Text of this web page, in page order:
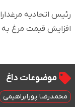
رئیس اتحادیه
افزایش قیمت مرغ به کیلویی 3450 تومان
موضوعات داغ
محمدرضا پورابراهیمی